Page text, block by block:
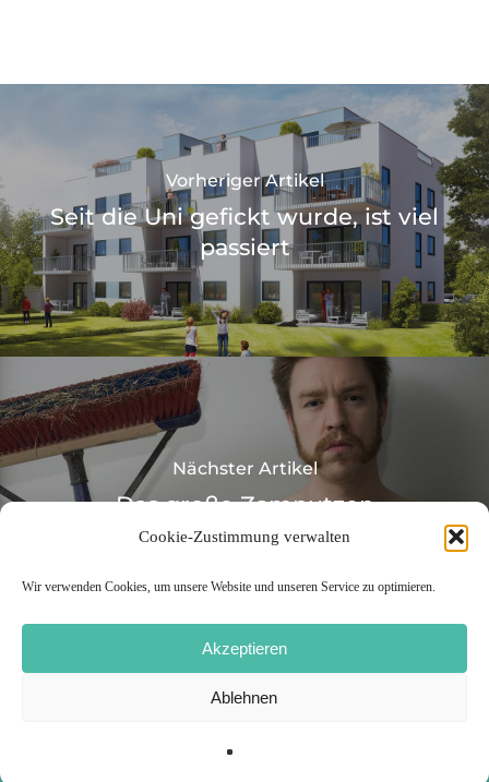
Cookie-Zustimmung verwalten
Wir verwenden Cookies, um unsere Website und unseren Service zu optimieren.
Akzeptieren
Ablehnen
Vorheriger Artikel
Seit die Uni gefickt wurde, ist viel
passiert
Nächster Artikel
Das große Zamputzen